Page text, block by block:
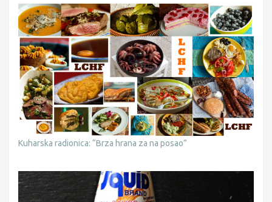
Kuharska radionica: “Brza hrana za na posao”